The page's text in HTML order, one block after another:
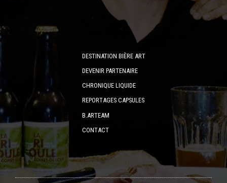
DESTINATION BIÈRE ART
DEVENIR PARTENAIRE
CHRONIQUE LIQUIDE
REPORTAGES CAPSULES
B.ARTEAM
CONTACT